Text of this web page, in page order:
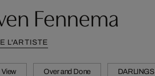
Fennema
L'ARTISTE
View Over and Done DARLINGS